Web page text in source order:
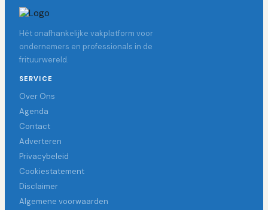
Hét onafhankelijke vakplatform voor
ondernemers en professionals in de
frituurwereld.
SERVICE
Over Ons
Agenda
Contact
Adverteren
Privacybeleid
Cookiestatement
Disclaimer
Algemene voorwaarden